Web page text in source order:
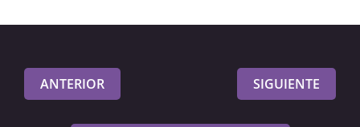
ANTERIOR SIGUIENTE